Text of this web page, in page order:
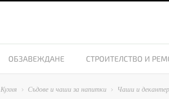
ОБЗАВЕЖДАНЕ СТРОИТЕЛСТВО И
Кухня  Съдове и чаши за напитки  Чаши и